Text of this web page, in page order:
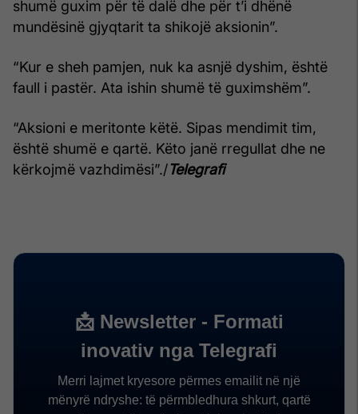
shumë guxim për të dalë dhe për t’i dhënë
mundësinë gjyqtarit ta shikojë aksionin”.
“Kur e sheh pamjen, nuk ka asnjë dyshim, është
faull i pastër. Ata ishin shumë të guximshëm”.
“Aksioni e meritonte këtë. Sipas mendimit tim,
është shumë e qartë. Këto janë rregullat dhe ne
kërkojmë vazhdimësi”./Telegrafi